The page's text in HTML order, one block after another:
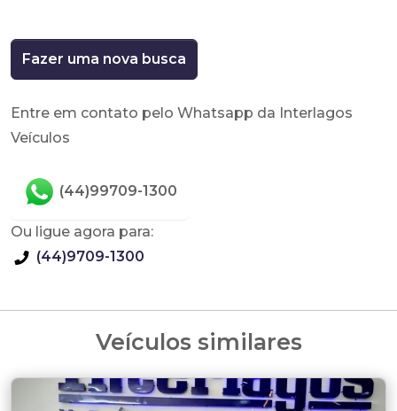
Fazer uma nova busca
Entre em contato pelo Whatsapp da Interlagos
Veículos
(44)99709-1300
Ou ligue agora para:
(44)9709-1300
Veículos similares